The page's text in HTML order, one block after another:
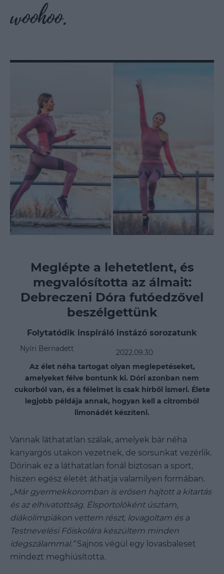
Meglépte a lehetetlent, és
megvalósította az álmait:
Debreczeni Dóra futóedzővel
beszélgettünk
Folytatódik inspiráló instázó sorozatunk
Nyíri Bernadett
2022.09.30
Az élet néha tartogat olyan meglepetéseket,
amelyeket félve bontunk ki. Dóri azonban nem
cukorból van, és a félelmet is csak hírből ismeri. Élete
legjobb példája annak, hogyan kell a citromból
limonádét készíteni.
Vannak láthatatlan szálak, amelyek bár néha
kanyargós utakon vezetnek, de sorsunkat vezérlik.
Dórinak ez a láthatatlan fonál biztosan a sport,
hiszen egész életét áthatja valamilyen formában.
„Már gyermekkoromban is erősen hajtott a kitartás
és az elhivatottság. Élsportolóként úsztam,
diákolimpiákon vettem részt, lovagoltam és a
Testnevelési Főiskolára készültem minden
idegszálammal.”Sajnos végül egy lovasbaleset
mindezt meghiúsította.